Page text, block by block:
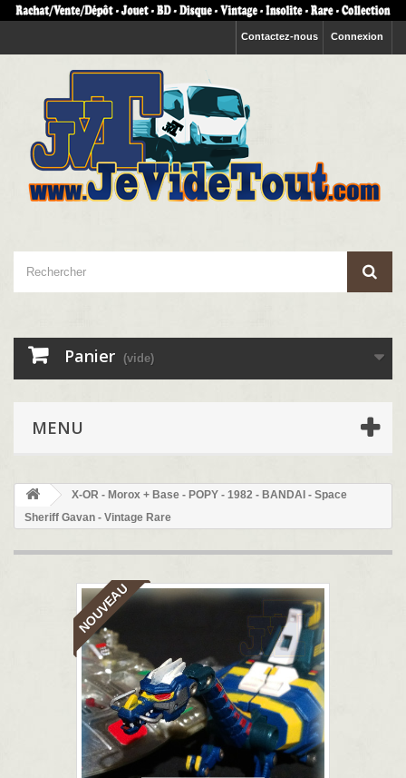
Connexion
Contactez-nous
Panier (vide)
MENU
X-OR - Morox + Base - POPY - 1982 - BANDAI - Space
Sheriff Gavan - Vintage Rare
NOUVEAU